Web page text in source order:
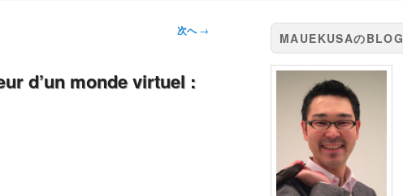
次へ→
d’un monde virtuel :
MAUEKUSAのBLOG